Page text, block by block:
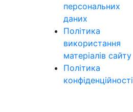
персональних
даних
Політика
використання
матеріалів сайту
Політика
конфіденційності